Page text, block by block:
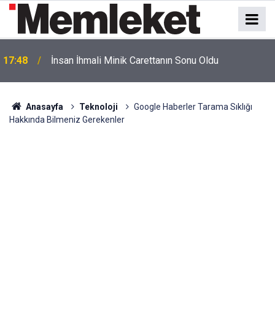
17:48 İnsan İhmali Minik Carettanın Sonu Oldu
Anasayfa Teknoloji
Google Haberler Tarama Sıklığı
Hakkında Bilmeniz Gerekenler